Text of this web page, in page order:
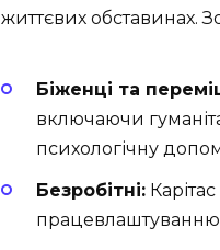
життєвих обставинах.
Біженці та
включаючи
психологічну
Безробітні:
працевлаштуванню